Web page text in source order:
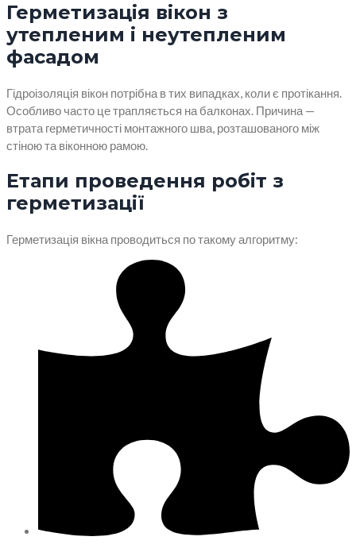
Герметизація вікон з
утепленим і неутепленим
фасадом
Гідроізоляція вікон потрібна в тих випадках, коли є протікання.
Особливо часто це трапляється на балконах. Причина —
втрата герметичності монтажного шва, розташованого між
стіною та віконною рамою.
Етапи проведення робіт з
герметизації
Герметизація вікна проводиться по такому алгоритму: